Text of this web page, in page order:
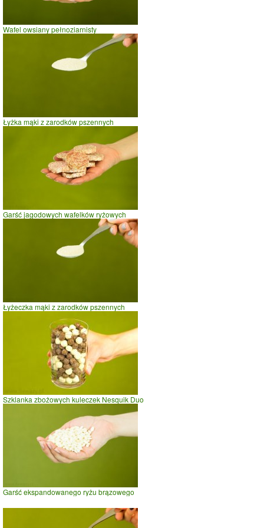
Wafel owsiany pełnoziarnisty
Łyżka mąki z zarodków pszennych
Garść jagodowych wafelków ryżowych
Łyżeczka mąki z zarodków pszennych
Szklanka zbożowych kuleczek Nesquik Duo
Garść ekspandowanego ryżu brązowego